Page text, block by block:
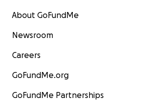
About GoFundMe
Newsroom
Careers
GoFundMe.org
GoFundMe Partnerships